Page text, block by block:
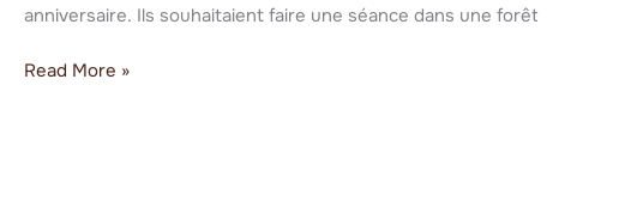
anniversaire. Ils souhaitaient faire une séance dans une forêt
Read More »